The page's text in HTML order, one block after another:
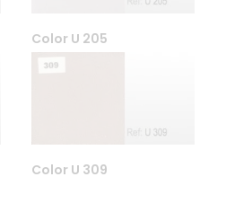
Color U 205
Color U 309